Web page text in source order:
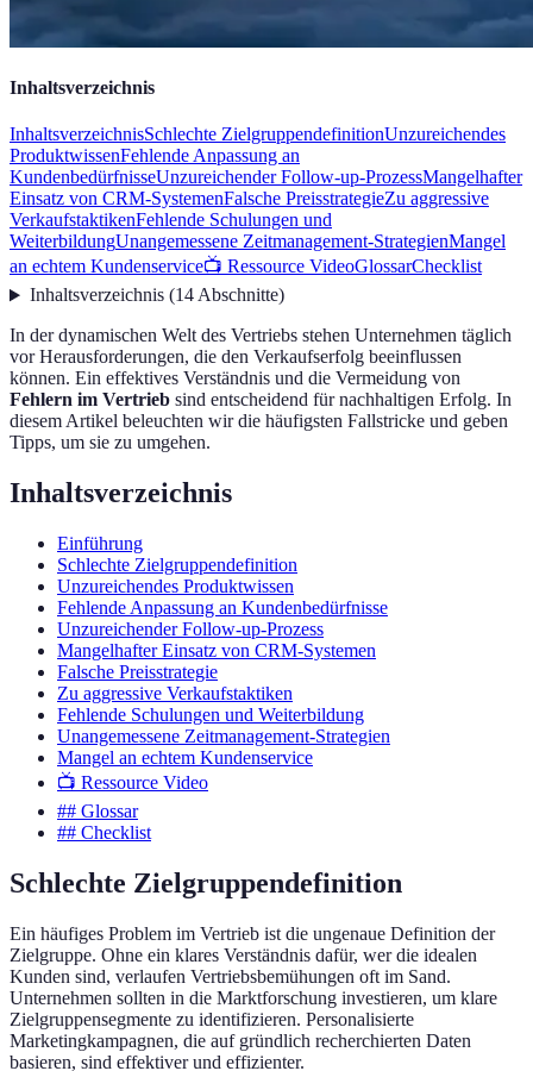
Inhaltsverzeichnis
InhaltsverzeichnisSchlechte ZielgruppendefinitionUnzureichendes
ProduktwissenFehlende Anpassung an
KundenbedürfnisseUnzureichender Follow-up-ProzessMangelhafter
Einsatz von CRM-SystemenFalsche PreisstrategieZu aggressive
VerkaufstaktikenFehlende Schulungen und
WeiterbildungUnangemessene Zeitmanagement-StrategienMangel
an echtem Kundenservice📺 Ressource VideoGlossarChecklist
Inhaltsverzeichnis(14Abschnitte)
In der dynamischen Welt des Vertriebs stehen Unternehmen täglich
vor Herausforderungen, die den Verkaufserfolg beeinflussen
können. Ein effektives Verständnis und die Vermeidung von
Fehlern im Vertrieb sind entscheidend für nachhaltigen Erfolg. In
diesem Artikel beleuchten wir die häufigsten Fallstricke und geben
Tipps, um sie zu umgehen.
Inhaltsverzeichnis
Einführung
Schlechte Zielgruppendefinition
Unzureichendes Produktwissen
Fehlende Anpassung an Kundenbedürfnisse
Unzureichender Follow-up-Prozess
Mangelhafter Einsatz von CRM-Systemen
Falsche Preisstrategie
Zu aggressive Verkaufstaktiken
Fehlende Schulungen und Weiterbildung
Unangemessene Zeitmanagement-Strategien
Mangel an echtem Kundenservice
📺 Ressource Video
## Glossar
## Checklist
Schlechte Zielgruppendefinition
Ein häufiges Problem im Vertrieb ist die ungenaue Definition der
Zielgruppe. Ohne ein klares Verständnis dafür, wer die idealen
Kunden sind, verlaufen Vertriebsbemühungen oft im Sand.
Unternehmen sollten in die Marktforschung investieren, um klare
Zielgruppensegmente zu identifizieren. Personalisierte
Marketingkampagnen, die auf gründlich recherchierten Daten
basieren, sind effektiver und effizienter.